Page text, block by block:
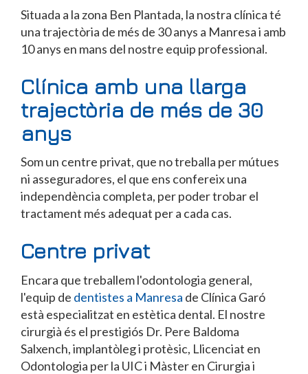
Situada a la zona Ben Plantada, la nostra clínica té
una trajectòria de més de 30 anys a Manresa i amb
10 anys en mans del nostre equip professional.
Clínica amb una llarga
trajectòria de més de 30
anys
Som un centre privat, que no treballa per mútues
ni asseguradores, el que ens confereix una
independència completa, per poder trobar el
tractament més adequat per a cada cas.
Centre privat
Encara que treballem l'odontologia general,
l'equip de dentistes a Manresa de Clínica Garó
està especialitzat en estètica dental. El nostre
cirurgià és el prestigiós Dr. Pere Baldoma
Salxench, implantòleg i protèsic, Llicenciat en
Odontologia per la UIC i Màster en Cirurgia i